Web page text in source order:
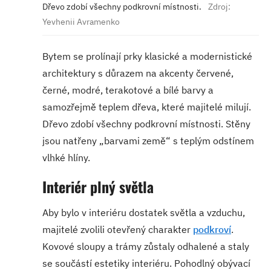
Dřevo zdobí všechny podkrovní místnosti.
Zdroj:
Yevhenii Avramenko
Bytem se prolínají prky klasické a modernistické
architektury s důrazem na akcenty červené,
černé, modré, terakotové a bílé barvy a
samozřejmě teplem dřeva, které majitelé milují.
Dřevo zdobí všechny podkrovní místnosti. Stěny
jsou natřeny „barvami země“ s teplým odstínem
vlhké hlíny.
Interiér plný světla
Aby bylo v interiéru dostatek světla a vzduchu,
majitelé zvolili otevřený charakter podkroví.
Kovové sloupy a trámy zůstaly odhalené a staly
se součástí estetiky interiéru. Pohodlný obývací